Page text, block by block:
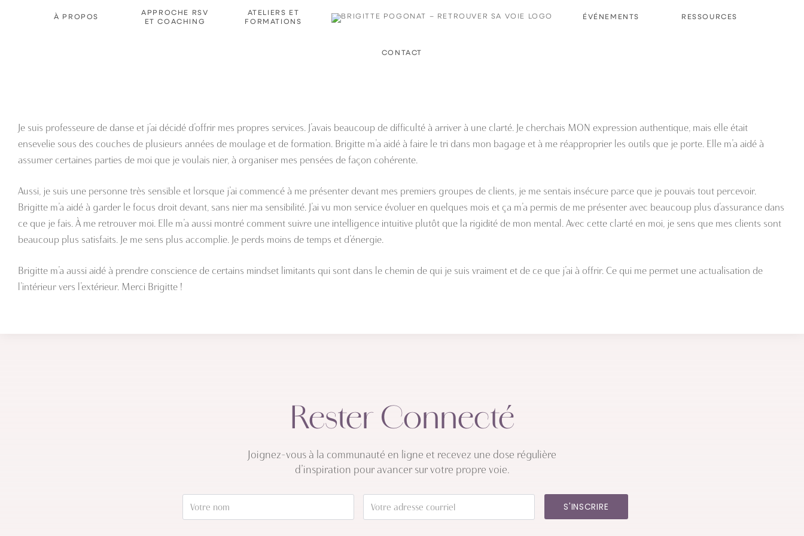
À PROPOS
APPROCHE RSV
ET COACHING
ATELIERS ET
FORMATIONS
ÉVÉNEMENTS RESSOURCES
CONTACT
Je suis professeure de danse et j’ai décidé d’offrir mes propres services. J’avais beaucoup de difficulté à arriver à une clarté. Je cherchais MON expression authentique, mais elle était
ensevelie sous des couches de plusieurs années de moulage et de formation. Brigitte m’a aidé à faire le tri dans mon bagage et à me réapproprier les outils que je porte. Elle m’a aidé à
assumer certaines parties de moi que je voulais nier, à organiser mes pensées de façon cohérente.
Aussi, je suis une personne très sensible et lorsque j’ai commencé à me présenter devant mes premiers groupes de clients, je me sentais insécure parce que je pouvais tout percevoir.
Brigitte m’a aidé à garder le focus droit devant, sans nier ma sensibilité. J’ai vu mon service évoluer en quelques mois et ça m’a permis de me présenter avec beaucoup plus d’assurance dans
ce que je fais. À me retrouver moi. Elle m’a aussi montré comment suivre une intelligence intuitive plutôt que la rigidité de mon mental. Avec cette clarté en moi, je sens que mes clients sont
beaucoup plus satisfaits. Je me sens plus accomplie. Je perds moins de temps et d’énergie.
Brigitte m’a aussi aidé à prendre conscience de certains mindset limitants qui sont dans le chemin de qui je suis vraiment et de ce que j’ai à offrir. Ce qui me permet une actualisation de
l’intérieur vers l’extérieur. Merci Brigitte !
Rester Connecté
Joignez-vous à la communauté en ligne et recevez une dose régulière
d’inspiration pour avancer sur votre propre voie.
S'INSCRIRE